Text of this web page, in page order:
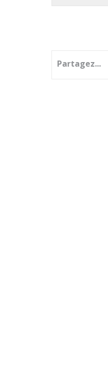
Partagez...